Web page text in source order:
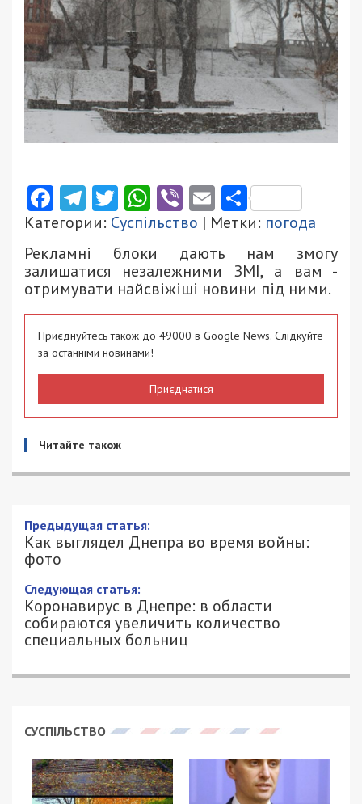
Facebook
Telegram
Twitter
WhatsApp
ViberEmail
Категории: Суспільство | Метки: погода
Рекламні блоки дають нам змогу
залишатися незалежними ЗМІ, а вам -
отримувати найсвіжіші новини під ними.
Приєднуйтесь також до 49000 в Google News. Слідкуйте
за останніми новинами!
Приєднатися
Читайте також
Предыдущая статья:
Как выглядел Днепра во время войны:
фото
Следующая статья:
Коронавирус в Днепре: в области
собираются увеличить количество
специальных больниц
СУСПІЛЬСТВО